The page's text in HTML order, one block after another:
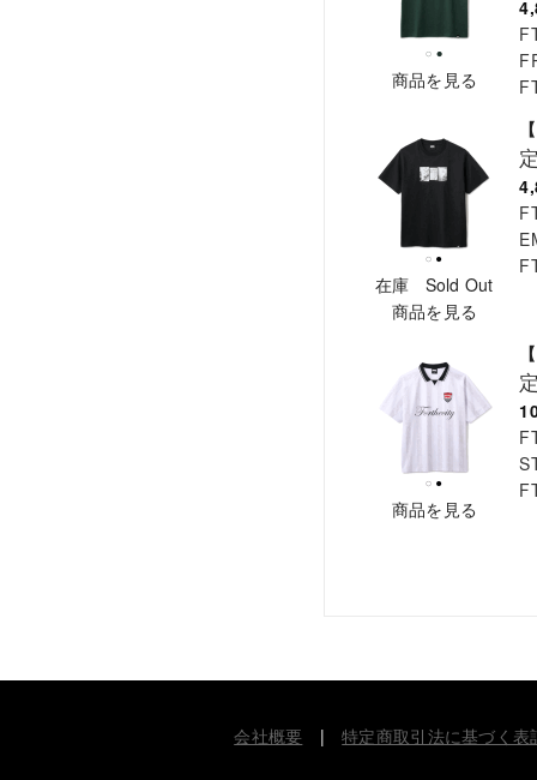
商品を見る
在庫 Sold Out
商品を見る
商品を見る
会社概要 |特定商取引法に基づく表